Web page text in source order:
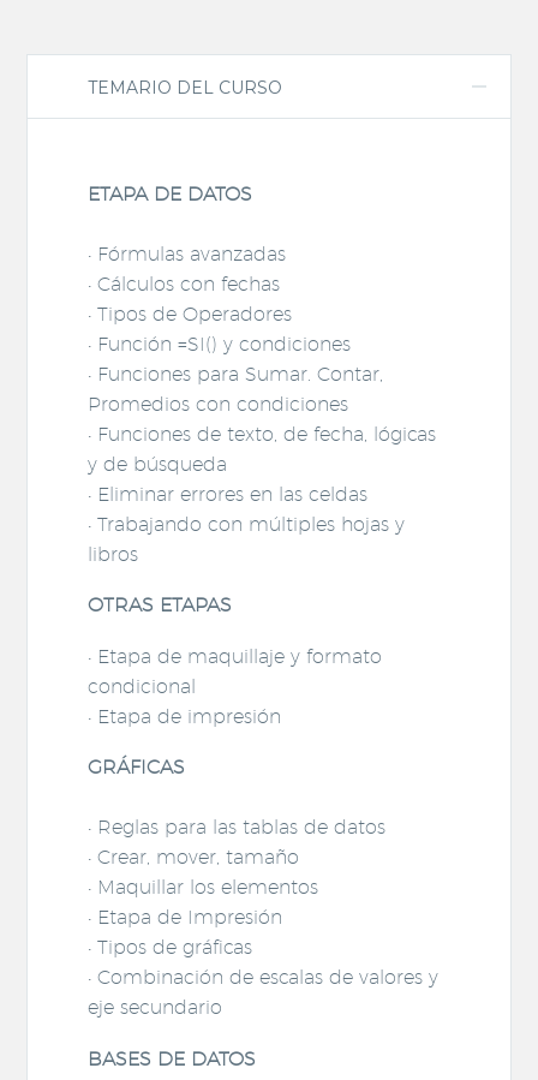
TEMARIO DEL CURSO
ETAPA DE DATOS
• Fórmulas avanzadas
• Cálculos con fechas
• Tipos de Operadores
• Función =SI() y condiciones
• Funciones para Sumar. Contar,
Promedios con condiciones
• Funciones de texto, de fecha, lógicas
y de búsqueda
• Eliminar errores en las celdas
• Trabajando con múltiples hojas y
libros
OTRAS ETAPAS
• Etapa de maquillaje y formato
condicional
• Etapa de impresión
GRÁFICAS
• Reglas para las tablas de datos
• Crear, mover, tamaño
• Maquillar los elementos
• Etapa de Impresión
• Tipos de gráficas
• Combinación de escalas de valores y
eje secundario
BASES DE DATOS